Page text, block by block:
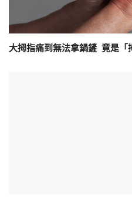
大拇指痛到無法拿鍋鏟 竟是「